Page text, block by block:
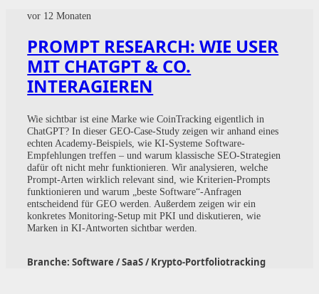
vor 12 Monaten
PROMPT RESEARCH: WIE USER
MIT CHATGPT & CO.
INTERAGIEREN
Wie sichtbar ist eine Marke wie CoinTracking eigentlich in
ChatGPT? In dieser GEO-Case-Study zeigen wir anhand eines
echten Academy-Beispiels, wie KI-Systeme Software-
Empfehlungen treffen – und warum klassische SEO-Strategien
dafür oft nicht mehr funktionieren. Wir analysieren, welche
Prompt-Arten wirklich relevant sind, wie Kriterien-Prompts
funktionieren und warum „beste Software“-Anfragen
entscheidend für GEO werden. Außerdem zeigen wir ein
konkretes Monitoring-Setup mit PKI und diskutieren, wie
Marken in KI-Antworten sichtbar werden.
Branche:Software / SaaS / Krypto-Portfoliotracking